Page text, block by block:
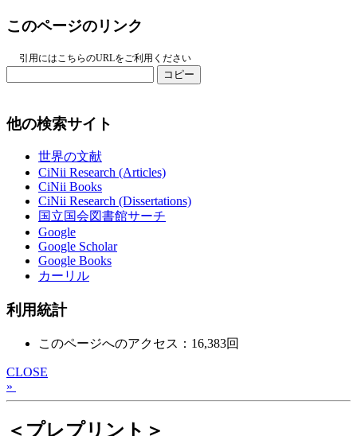
このページのリンク
引用にはこちらのURLをご利用ください
コピー
他の検索サイト
世界の文献
CiNii Research (Articles)
CiNii Books
CiNii Research (Dissertations)
国立国会図書館サーチ
Google
Google Scholar
Google Books
カーリル
利用統計
このページへのアクセス：16,383回
CLOSE
»
＜プレプリント＞